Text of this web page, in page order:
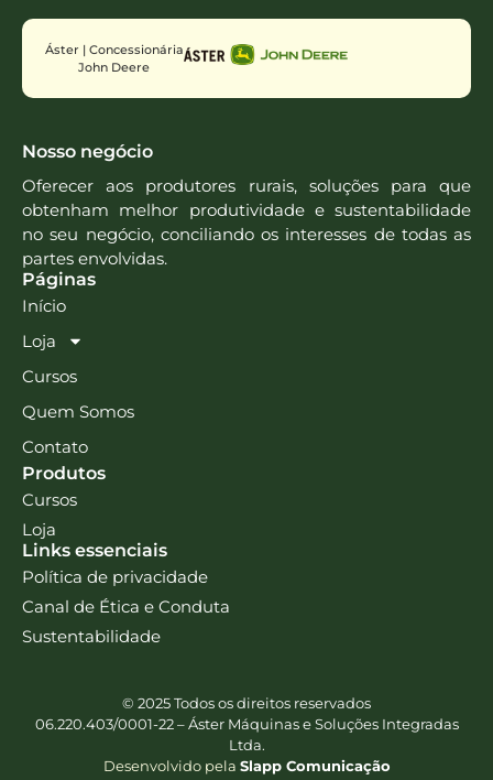
Áster | Concessionária
John Deere
Nosso negócio
Oferecer aos produtores rurais, soluções para que
obtenham melhor produtividade e sustentabilidade
no seu negócio, conciliando os interesses de todas as
partes envolvidas.
Páginas
Início
Loja
Cursos
Quem Somos
Contato
Produtos
Cursos
Loja
Links essenciais
Política de privacidade
Canal de Ética e Conduta
Sustentabilidade
© 2025 Todos os direitos reservados
06.220.403/0001-22 – Áster Máquinas e Soluções Integradas
Ltda.
Desenvolvido pela Slapp Comunicação